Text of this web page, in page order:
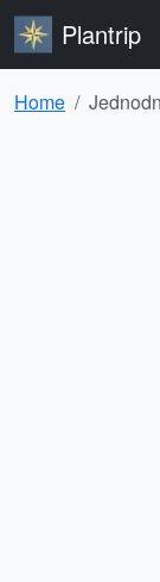
Plantrip
Home